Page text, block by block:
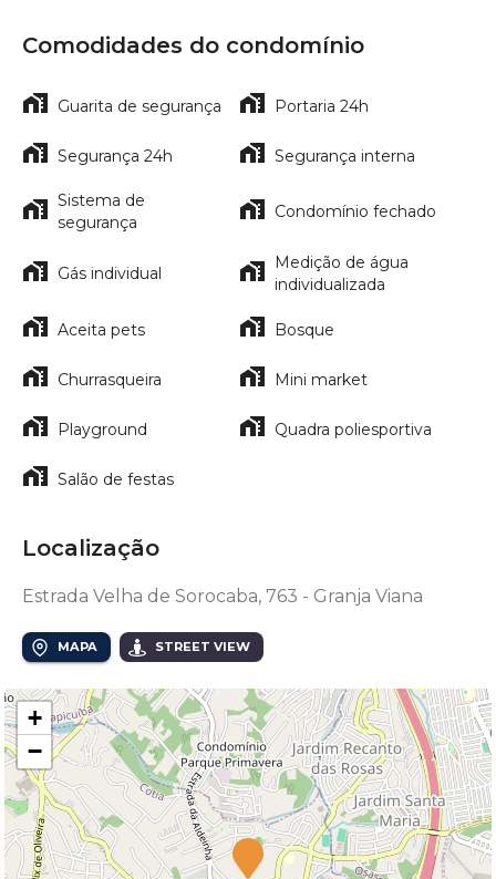
Comodidades do condomínio
Guarita de segurança Portaria 24h
Segurança 24h Segurança interna
Sistema de
segurança
Condomínio fechado
Gás individual
Medição de água
individualizada
Aceita pets Bosque
Churrasqueira Mini market
Playground Quadra poliesportiva
Salão de festas
Localização
Estrada Velha de Sorocaba, 763 - Granja Viana
MAPA STREET VIEW
+
−